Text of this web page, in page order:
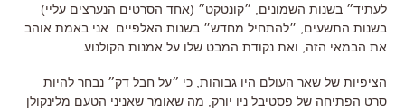
לעתיד״ בשנות השמונים, ״קונטקט״ (אחד הסרטים הנערצים עליי)
בשנות התשעים, ״להתחיל מחדש״ בשנות האלפיים. אני באמת אוהב
את הבמאי הזה, ואת נקודת המבט שלו על אמנות הקולנוע.
הציפיות של שאר העולם היו גבוהות, כי ״על חבל דק״ נבחר להיות
סרט הפתיחה של פסטיבל ניו יורק, מה שאומר שאניני הטעם מלינקולן